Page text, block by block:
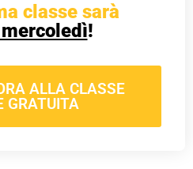
classe sarà
!
ALLA CLASSE
GRATUITA